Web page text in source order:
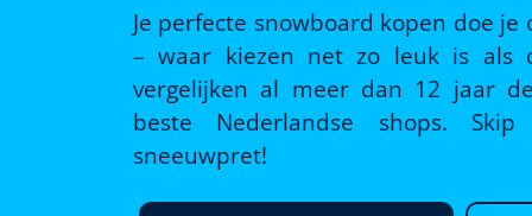
Je perfecte snowboard kopen doe je
– waar kiezen net zo leuk is als
vergelijken al meer dan 12 jaar
beste Nederlandse shops.
sneeuwpret!